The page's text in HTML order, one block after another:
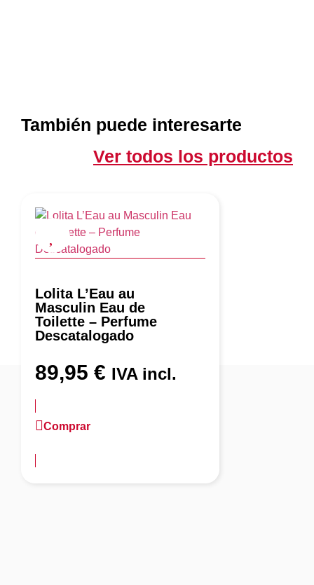
También puede interesarte
Ver todos los productos
Lolita L’Eau au
Masculin Eau de
Toilette – Perfume
Descatalogado
89,95 € IVA incl.
Comprar